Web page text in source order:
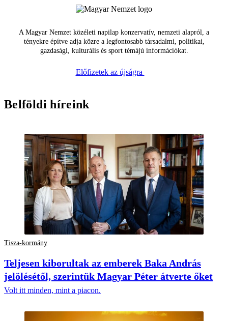
A Magyar Nemzet közéleti napilap konzervatív, nemzeti alapról, a
tényekre építve adja közre a legfontosabb társadalmi, politikai,
gazdasági, kulturális és sport témájú információkat.
Előfizetek az újságra
Belföldi híreink
Tisza-kormány
Teljesen kiborultak az emberek Baka András
jelölésétől, szerintük Magyar Péter átverte őket
Volt itt minden, mint a piacon.